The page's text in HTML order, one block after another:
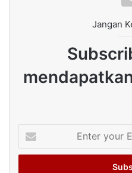
Jangan
your
Email